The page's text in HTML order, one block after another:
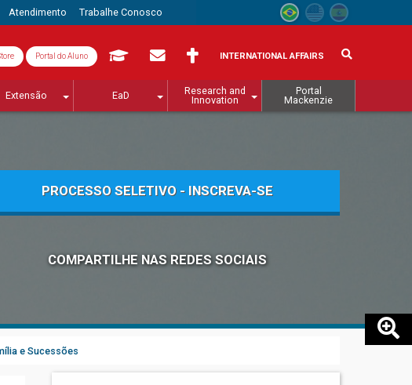
Atendimento Trabalhe Conosco
Portal do Aluno INTERNATIONAL AFFAIRS
Extensão EaD
Research and
Innovation
Portal
Mackenzie
PROCESSO SELETIVO - INSCREVA-SE
COMPARTILHE NAS REDES SOCIAIS
e Sucessões